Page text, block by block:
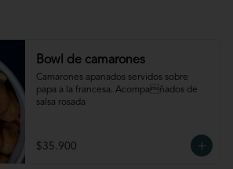
Bowl de camarones
Camarones apanados servidos sobre
papa a la francesa. Acompañados de
salsa rosada
$35.900